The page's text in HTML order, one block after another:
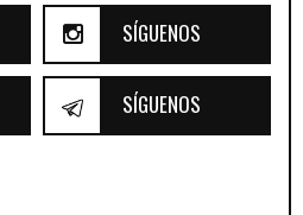
SÍGUENOS
SÍGUENOS